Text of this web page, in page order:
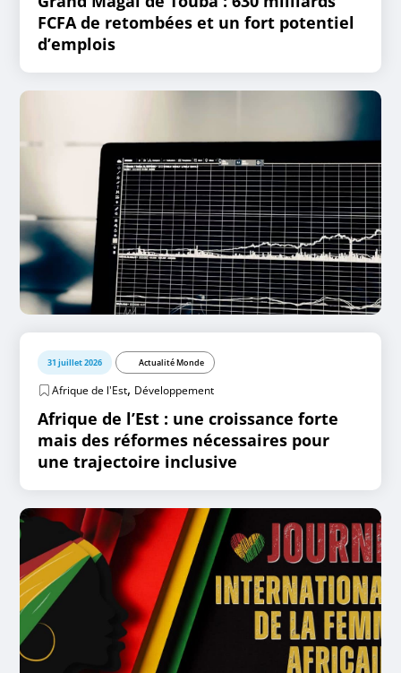
FCFA de retombées et un fort potentiel
d’emplois
31 juillet 2026 Actualité Monde
Afrique de l'Est, Développement
Afrique de l’Est : une croissance forte
mais des réformes nécessaires pour
une trajectoire inclusive